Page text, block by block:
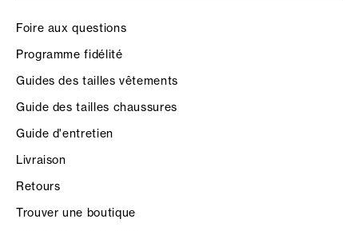
Foire aux questions
Programme fidélité
Guides des tailles vêtements
Guide des tailles chaussures
Guide d'entretien
Livraison
Retours
Trouver une boutique